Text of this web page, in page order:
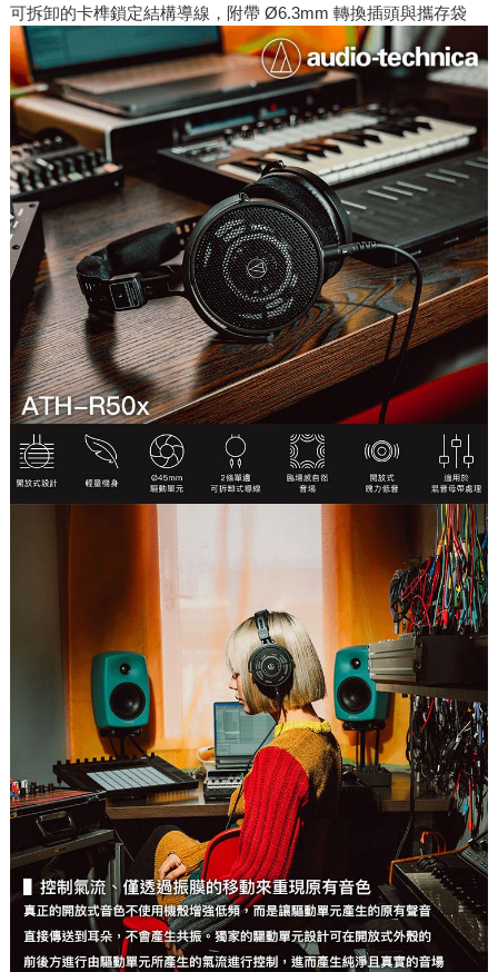
可拆卸的卡榫鎖定結構導線，附帶 Ø6.3mm 轉換插頭與攜存袋